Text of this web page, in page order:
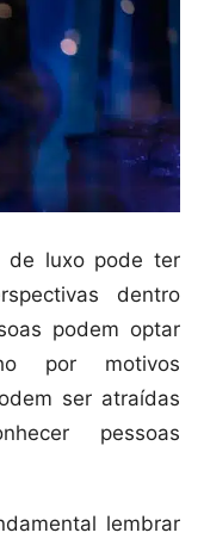
de luxo pode ter
dentro
podem optar
por motivos
ser atraídas
pessoas
lembrar